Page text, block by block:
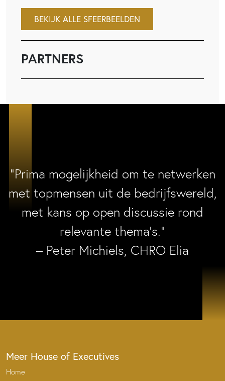
BEKIJK ALLE SFEERBEELDEN
PARTNERS
“Prima mogelijkheid om te netwerken
met topmensen uit de bedrijfswereld,
met kans op open discussie rond
relevante thema’s.”
– Peter Michiels, CHRO Elia
Meer House of Executives
Home